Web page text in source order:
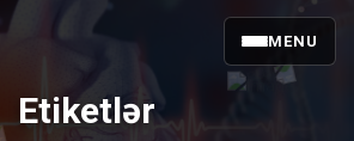
MENU
Etiketlər